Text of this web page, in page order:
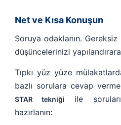
Net ve Kısa Konuşun
Soruya odaklanın.
düşüncelerinizi
Tıpkı yüz yüze
bazlı sorulara cevap
STAR tekniği
ile
hazırlanın: